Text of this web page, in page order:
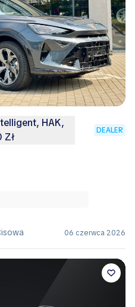
HAK,
Zł
DEALER
06 czerwca 2026